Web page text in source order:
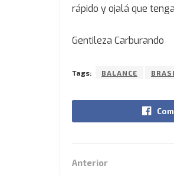
rápido y ojalá que
Gentileza Carburando
Tags: BALANCE
Anterior